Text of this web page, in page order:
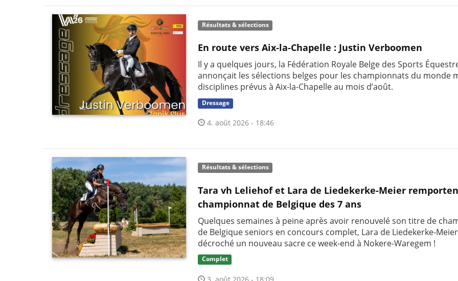
Résultats & sélections
En route vers Aix-la-Chapelle : Justin Verboomen
Il y a quelques jours, la Fédération Royale Belge des Sports
annonçait les sélections belges pour les championnats du monde
disciplines prévus à Aix-la-Chapelle au mois d’août.
Dressage
4. août 2026 - 18:46
Résultats & sélections
Tara vh Leliehof et Lara de Liedekerke-Meier
championnat de Belgique des 7 ans
Quelques semaines à peine après avoir renouvelé son titre de
de Belgique seniors en concours complet, Lara de Liedekerke-
décroché un nouveau sacre ce week-end à Nokere-Waregem !
Complet
3. août 2026 - 18:09